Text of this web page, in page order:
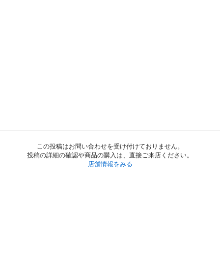
この投稿はお問い合わせを受け付けておりません。
投稿の詳細の確認や商品の購入は、直接ご来店ください。
店舗情報をみる